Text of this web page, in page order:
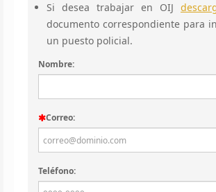
Si desea trabajar en OIJ
documento correspondiente para
un puesto policial.
Nombre:
Correo:
Teléfono: